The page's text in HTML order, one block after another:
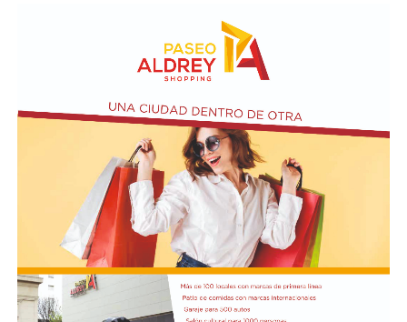
Patrimonio Mundial de Península Valdés, sino también
proteger el Golfo San Matías y las actividades
económicas que dependen de la salud del ecosistema,
como la pesca y el turismo.
Finalmente, sostuvo que la intervención de la UNESCO
representa un respaldo internacional a los reclamos que
las comunidades costeras vienen realizando desde el
inicio del proyecto y expresó su expectativa de que el
pronunciamiento contribuya a una revisión más
profunda de sus impactos ambientales antes de que las
obras continúen. Radio Encuentro de Viedma
resistencia a la autoridad y daño agravado, todos ellos
agravados por el fin de obligar a las autoridades públicas
a abstenerse de cumplir con sus funciones (artículos 41
Según la denuncia, durante la manifestación de
organizaciones sociales, sindicales y políticas en las
inmediaciones del Senado, un grupo de manifestantes
arrojó piedras, escombros y otros objetos contundentes
contra los efectivos de las fuerzas federales de seguridad
apostados en el lugar, y que se rompieron baldosas y
bancos públicos para usarlos como proyectiles. También
se registraron daños en estructuras edilicias y en
vehículos policiales.